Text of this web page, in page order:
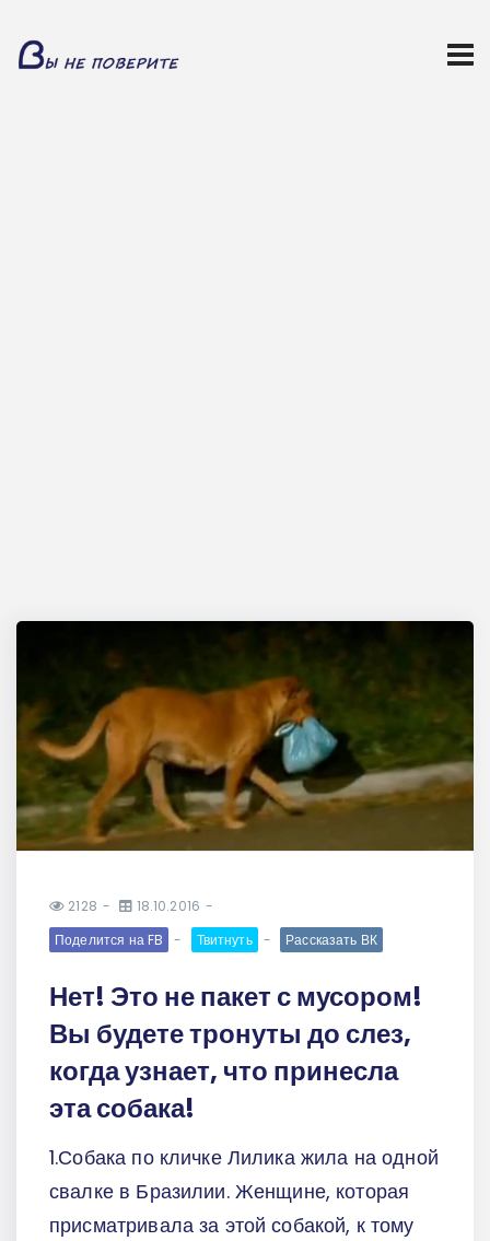
2128
18.10.2016
Поделится на FB
Твитнуть Рассказать ВК
Нет! Это не пакет с мусором!
Вы будете тронуты до слез,
когда узнает, что принесла
эта собака!
1.Собака по кличке Лилика жила на одной
свалке в Бразилии. Женщине, которая
присматривала за этой собакой, к тому